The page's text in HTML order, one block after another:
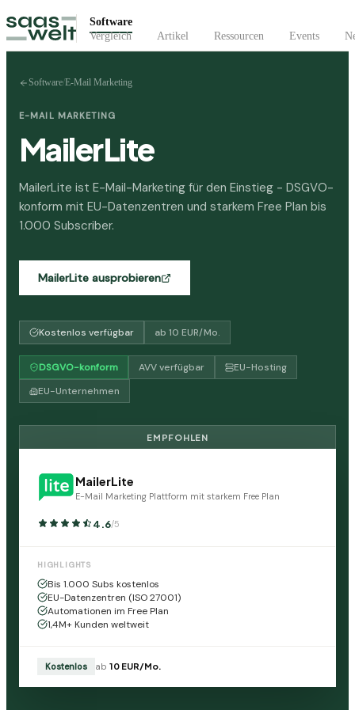
Software
Vergleich
Artikel Ressourcen Events
Software/E-Mail Marketing
E-MAIL MARKETING
MailerLite
MailerLite ist E-Mail-Marketing für den Einstieg - DSGVO-
konform mit EU-Datenzentren und starkem Free Plan bis
1.000 Subscriber.
MailerLite ausprobieren
Kostenlos verfügbar ab 10 EUR/Mo.
DSGVO-konform AVV verfügbar
EU-Hosting
EU-Unternehmen
EMPFOHLEN
MailerLite
E-Mail Marketing Plattform mit starkem Free Plan
4.6/5
HIGHLIGHTS
Bis 1.000 Subs kostenlos
EU-Datenzentren (ISO 27001)
Automationen im Free Plan
1,4M+ Kunden weltweit
Kostenlos ab 10 EUR/Mo.